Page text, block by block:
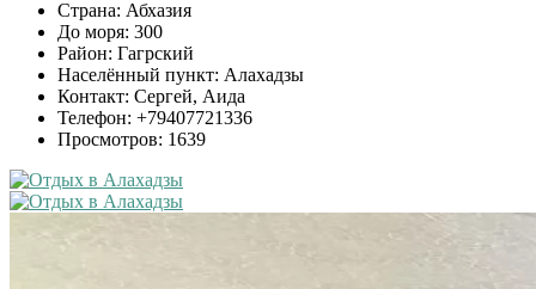
Страна: Абхазия
До моря: 300
Район: Гагрский
Населённый пункт: Алахадзы
Контакт: Сергей, Аида
Телефон: +79407721336
Просмотров: 1639